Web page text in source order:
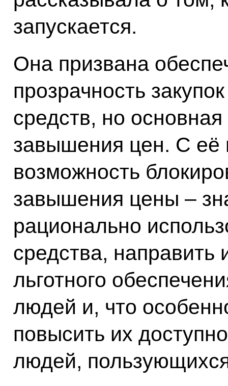
запускается.
Она призвана
прозрачность
средств, но
завышения цен. С её
возможность
завышения цены –
рационально
средства,
льготного
людей и, что
повысить их
людей,